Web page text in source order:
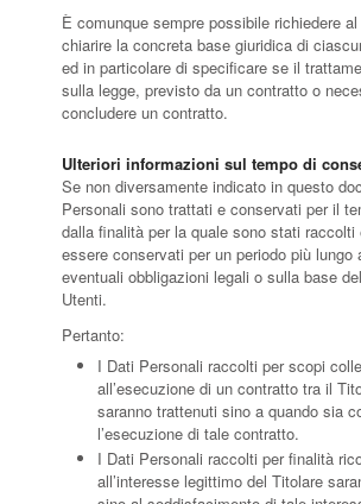
È comunque sempre possibile richiedere
chiarire la concreta base giuridica di
ed in particolare di specificare se il
sulla legge, previsto da un contratto o
concludere un contratto.
Ulteriori informazioni sul tempo di
Se non diversamente indicato in questo
Personali sono trattati e conservati per il
dalla finalità per la quale sono stati raccolti
essere conservati per un periodo più lungo
eventuali obbligazioni legali o sulla base
Utenti.
Pertanto:
I Dati Personali raccolti per scopi
all’esecuzione di un contratto tra il
saranno trattenuti sino a quando sia
l’esecuzione di tale contratto.
I Dati Personali raccolti per finalità
all’interesse legittimo del Titolare